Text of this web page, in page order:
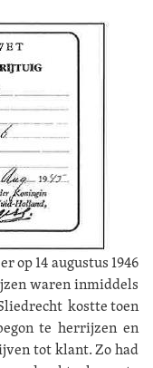
op 14 augustus 1946
waren inmiddels
kostte toen
te herrijzen en
tot klant. Zo had